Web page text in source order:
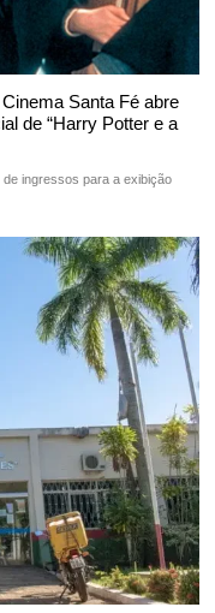
Santa Fé abre
de “Harry Potter e a
ingressos para a exibição